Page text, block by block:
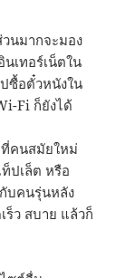
นมากจะมอง
นเทอร์เน็ตใน
ซื้อตั๋วหนังใน
Fi ก็ยังได้
คนสมัยใหม่
ปเล็ต หรือ
บคนรุ่นหลัง
ร็ว สบาย แล้วก็